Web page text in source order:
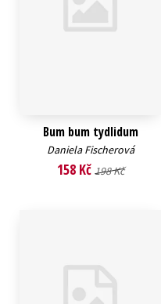
Bum bum tydlidum
Daniela Fischerová
158 Kč 198 Kč